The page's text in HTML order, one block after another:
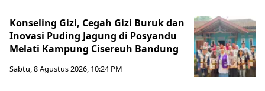
Konseling Gizi, Cegah Gizi Buruk dan
Inovasi Puding Jagung di Posyandu
Melati Kampung Cisereuh Bandung
Sabtu, 8 Agustus 2026, 10:24 PM